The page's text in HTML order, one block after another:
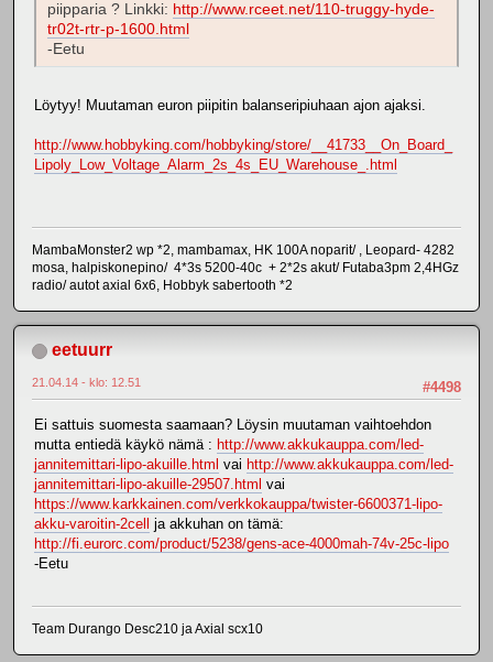
piipparia ? Linkki: http://www.rceet.net/110-truggy-hyde-
tr02t-rtr-p-1600.html
-Eetu
Löytyy! Muutaman euron piipitin balanseripiuhaan ajon ajaksi.
http://www.hobbyking.com/hobbyking/store/__41733__On_Board_
Lipoly_Low_Voltage_Alarm_2s_4s_EU_Warehouse_.html
MambaMonster2 wp *2, mambamax, HK 100A noparit/ , Leopard- 4282
mosa, halpiskonepino/ 4*3s 5200-40c + 2*2s akut/ Futaba3pm 2,4HGz
radio/ autot axial 6x6, Hobbyk sabertooth *2
eetuurr
#4498
21.04.14 - klo: 12.51
Ei sattuis suomesta saamaan? Löysin muutaman vaihtoehdon
mutta entiedä käykö nämä : http://www.akkukauppa.com/led-
jannitemittari-lipo-akuille.html vai http://www.akkukauppa.com/led-
jannitemittari-lipo-akuille-29507.html vai
https://www.karkkainen.com/verkkokauppa/twister-6600371-lipo-
akku-varoitin-2cell ja akkuhan on tämä:
http://fi.eurorc.com/product/5238/gens-ace-4000mah-74v-25c-lipo
-Eetu
Team Durango Desc210 ja Axial scx10